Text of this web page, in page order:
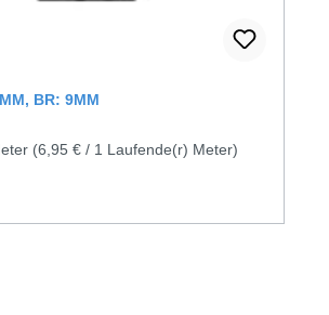
BR: 9MM
(6,95 € / 1 Laufende(r) Meter)